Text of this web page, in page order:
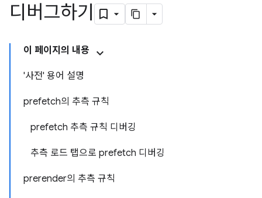
디버그하기
이 페이지의 내용
'사전' 용어 설명
prefetch의 추측 규칙
prefetch 추측 규칙 디버깅
추측 로드 탭으로 prefetch 디버깅
prerender의 추측 규칙